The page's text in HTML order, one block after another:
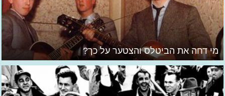
מי דחה את הביטלס והצטער על כך?